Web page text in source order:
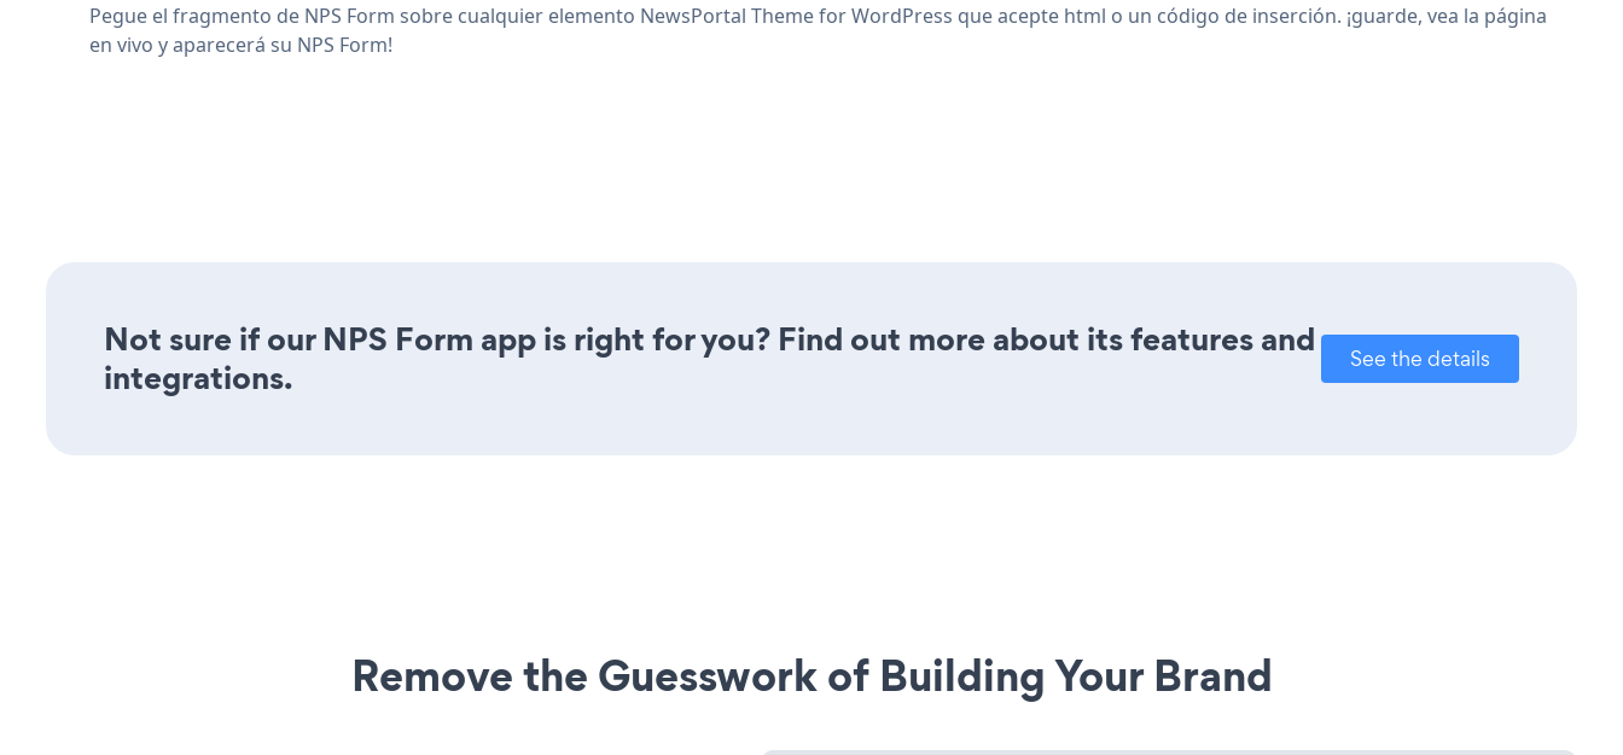
Pegue el fragmento de NPS Form sobre cualquier elemento NewsPortal Theme for WordPress que acepte html o un código de inserción. ¡guarde, vea la página
en vivo y aparecerá su NPS Form!
Not sure if our NPS Form app is right for you? Find out more about its features and
integrations.
See the details
Remove the Guesswork of Building Your Brand